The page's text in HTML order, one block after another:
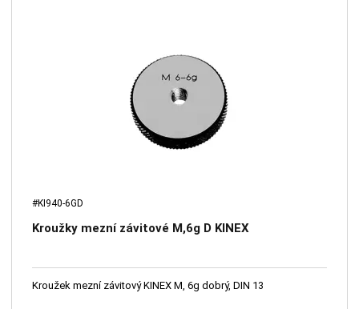
#KI940-6GD
Kroužky mezní závitové M,6g D KINEX
Kroužek mezní závitový KINEX M, 6g dobrý, DIN 13